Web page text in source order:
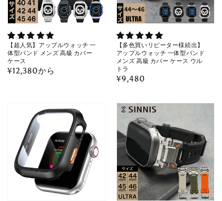
【超人気】アップルウォッチ 一
体型バンド メンズ 高級 カバー
ケース
通
¥12,380から
【多色買いリピーター様続出】
アップルウォッチ 一体型バンド
メンズ 高級 カバー ケース ウル
トラ
通
価
格
¥9,480